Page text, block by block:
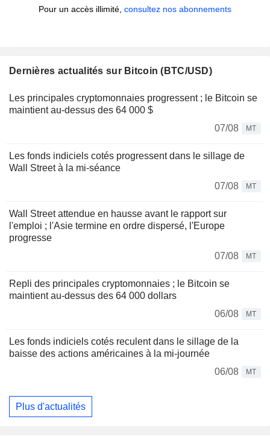
Pour un accès illimité, consultez nos abonnements
Dernières actualités sur Bitcoin (BTC/USD)
Les principales cryptomonnaies progressent ; le Bitcoin se
maintient au-dessus des 64 000 $
07/08
MT
Les fonds indiciels cotés progressent dans le sillage de
Wall Street à la mi-séance
07/08
MT
Wall Street attendue en hausse avant le rapport sur
l'emploi ; l'Asie termine en ordre dispersé, l'Europe
progresse
07/08
MT
Repli des principales cryptomonnaies ; le Bitcoin se
maintient au-dessus des 64 000 dollars
06/08
MT
Les fonds indiciels cotés reculent dans le sillage de la
baisse des actions américaines à la mi-journée
06/08
MT
Plus d'actualités